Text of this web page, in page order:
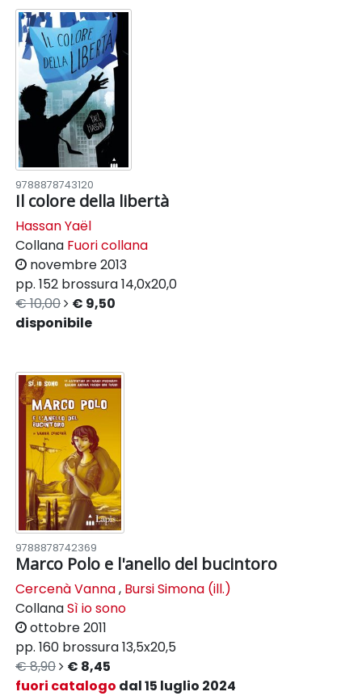
9788878743120
Il colore della libertà
Hassan Yaël
Collana Fuori collana
novembre 2013
pp. 152 brossura14,0x20,0
€ 10,00
€ 9,50
disponibile
9788878742369
Marco Polo e l'anello del bucintoro
Cercenà Vanna, Bursi Simona (ill.)
CollanaSì io sono
ottobre 2011
pp. 160 brossura13,5x20,5
€ 8,90
€ 8,45
fuori catalogo dal 15 luglio 2024